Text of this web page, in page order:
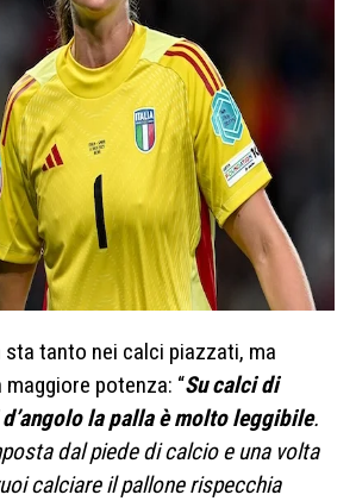
tanto nei calci piazzati, ma
potenza: “Su calci di
la palla è molto leggibile.
dal piede di calcio e una volta
calciare il pallone rispecchia